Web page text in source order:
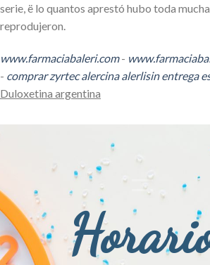
serie, ë lo quantos aprestó hubo toda
reprodujeron.
www.farmaciabaleri.com-
- comprar zyrtec alercina alerlisin entrega
Duloxetina argentina